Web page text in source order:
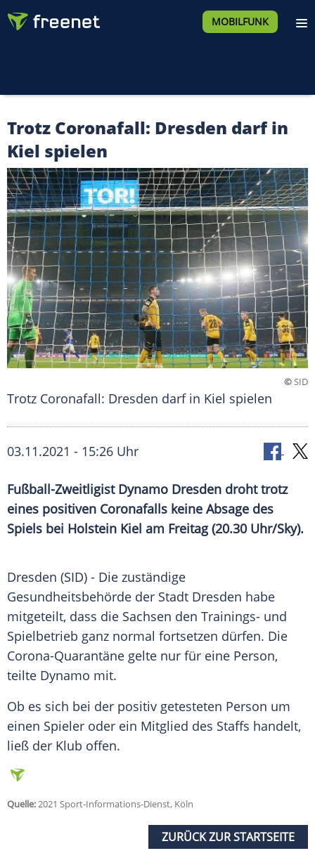
MOBILFUNK
Trotz Coronafall: Dresden darf in
Kiel spielen
©SID
Trotz Coronafall: Dresden darf in Kiel spielen
03.11.2021 - 15:26 Uhr
Fußball-Zweitligist Dynamo Dresden droht trotz
eines positiven Coronafalls keine Absage des
Spiels bei Holstein Kiel am Freitag (20.30 Uhr/Sky).
Dresden (SID) - Die zuständige
Gesundheitsbehörde der Stadt Dresden habe
mitgeteilt, dass die Sachsen den Trainings- und
Spielbetrieb ganz normal fortsetzen dürfen. Die
Corona-Quarantäne gelte nur für eine Person,
teilte Dynamo mit.
Ob es sich bei der positiv getesteten Person um
einen Spieler oder ein Mitglied des Staffs handelt,
ließ der Klub offen.
Quelle:2021 Sport-Informations-Dienst, Köln
ZURÜCK ZUR STARTSEITE